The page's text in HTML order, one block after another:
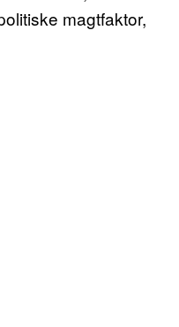
magtfaktor,